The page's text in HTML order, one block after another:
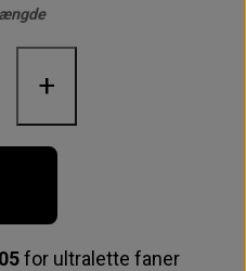
+
for ultralette faner